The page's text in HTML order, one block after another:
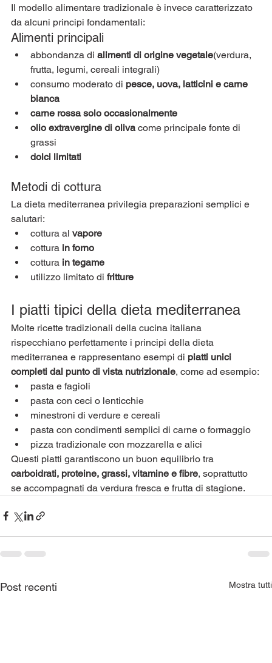
Il modello alimentare tradizionale è invece caratterizzato
da alcuni principi fondamentali:
Alimenti principali
abbondanza di alimenti di origine vegetale(verdura,
frutta, legumi, cereali integrali)
consumo moderato di pesce, uova, latticini e carne
bianca
carne rossa solo occasionalmente
olio extravergine di oliva come principale fonte di
grassi
dolci limitati
Metodi di cottura
La dieta mediterranea privilegia preparazioni semplici e
salutari:
cottura al vapore
cottura in forno
cottura in tegame
utilizzo limitato di fritture
I piatti tipici della dieta mediterranea
Molte ricette tradizionali della cucina italiana
rispecchiano perfettamente i principi della dieta
mediterranea e rappresentano esempi di piatti unici
completi dal punto di vista nutrizionale, come ad esempio:
pasta e fagioli
pasta con ceci o lenticchie
minestroni di verdure e cereali
pasta con condimenti semplici di carne o formaggio
pizza tradizionale con mozzarella e alici
Questi piatti garantiscono un buon equilibrio tra
carboidrati, proteine, grassi, vitamine e fibre, soprattutto
se accompagnati da verdura fresca e frutta di stagione.
Post recenti Mostra tutti